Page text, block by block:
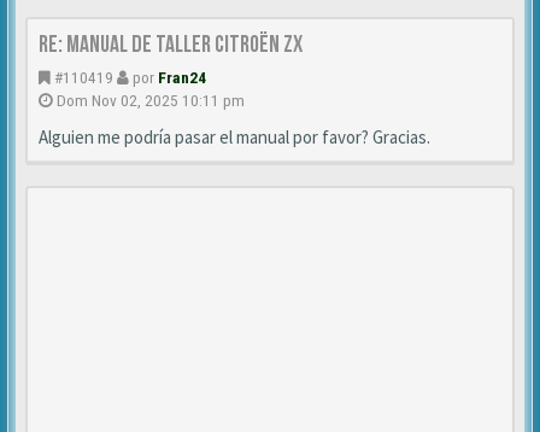
Re: Manual de Taller Citroën ZX
#110419 por Fran24
Dom Nov 02, 2025 10:11 pm
Alguien me podría pasar el manual por favor? Gracias.